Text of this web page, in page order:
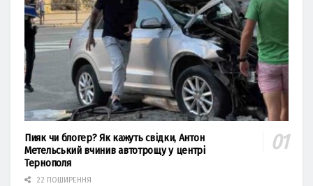
Пияк чи блогер? Як кажуть свідки, Антон
Метельський вчинив автотрощу у центрі
Тернополя
22 ПОШИРЕННЯ